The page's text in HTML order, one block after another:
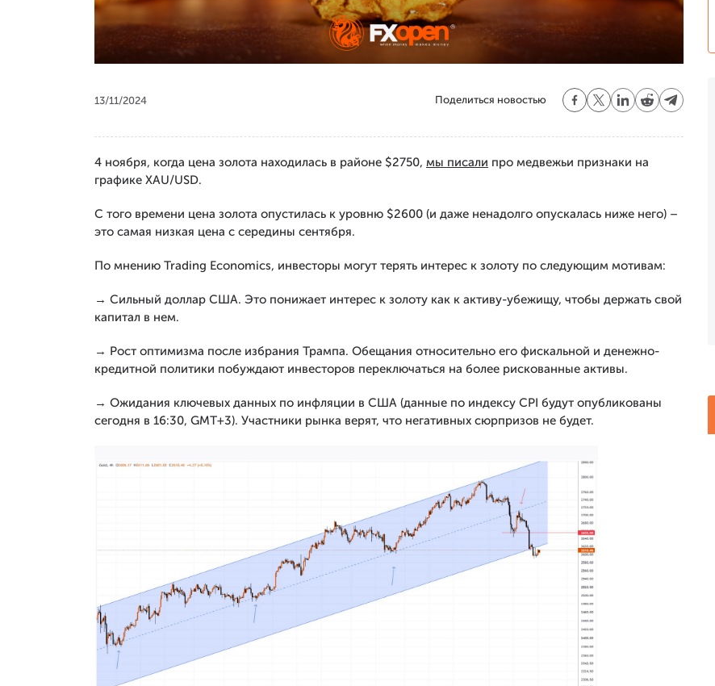
13/11/2024 Поделиться новостью
4 ноября, когда цена золота находилась в районе $2750, мы писали про медвежьи признаки на
графике XAU/USD.
С того времени цена золота опустилась к уровню $2600 (и даже ненадолго опускалась ниже него) –
это самая низкая цена с середины сентября.
По мнению Trading Economics, инвесторы могут терять интерес к золоту по следующим мотивам:
→ Сильный доллар США. Это понижает интерес к золоту как к активу-убежищу, чтобы держать свой
капитал в нем.
→ Рост оптимизма после избрания Трампа. Обещания относительно его фискальной и денежно-
кредитной политики побуждают инвесторов переключаться на более рискованные активы.
→ Ожидания ключевых данных по инфляции в США (данные по индексу CPI будут опубликованы
сегодня в 16:30, GMT+3). Участники рынка верят, что негативных сюрпризов не будет.